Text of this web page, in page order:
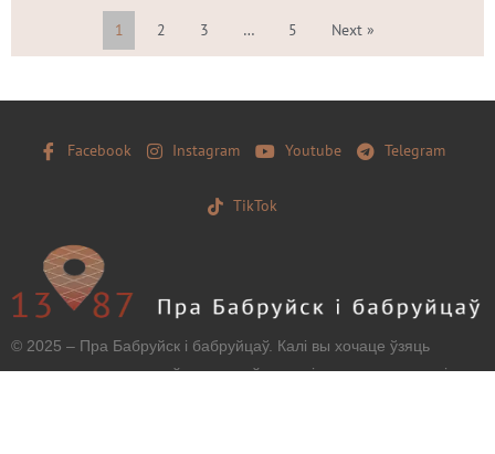
1 2 3 … 5 Next »
Facebook Instagram Youtube Telegram
TikTok
© 2025 – Пра Бабруйск і бабруйцаў. Калі вы хочаце ўзяць
матэрыял з нашага сайту, захавайце, калі ласка, загаловак і